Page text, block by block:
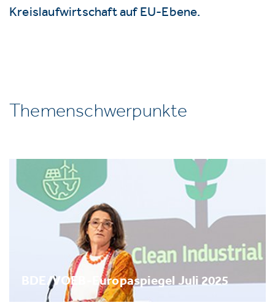
Kreislaufwirtschaft auf EU-Ebene.
Themenschwerpunkte
BDE/VOEB-Europaspiegel Juli 2025